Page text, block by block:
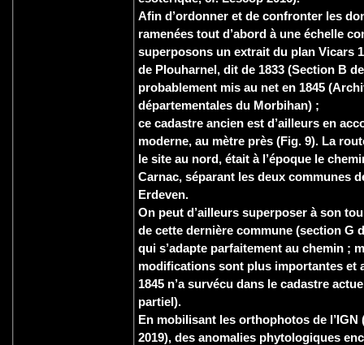
Afin d’ordonner et de confronter les
ramenées tout d’abord à une échelle
superposons un extrait du plan Vicars
de Plouharnel, dit de 1833 (Section B
probablement mis au net en 1845
départementales du Morbihan) ;
ce cadastre ancien est d’ailleurs en
moderne, au mètre près (Fig. 9). La
le site au nord, était à l’époque le
Carnac, séparant les deux communes
Erdeven.
On peut d’ailleurs superposer à son
de cette dernière commune (section G
qui s’adapte parfaitement au chemin ;
modifications sont plus importantes et
1845 n’a survécu dans le cadastre
partiel).
En mobilisant les orthophotos de l’IGN
2019), des anomalies phytologiques